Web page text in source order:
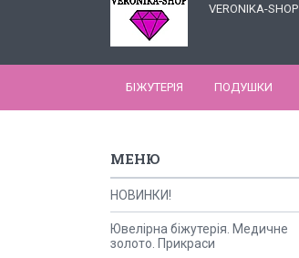
VERONIKA-SHOP
БІЖУТЕРІЯ ПОДУШКИ
НОВИНКИ!
Ювелірна біжутерія. Медичне
золото. Прикраси